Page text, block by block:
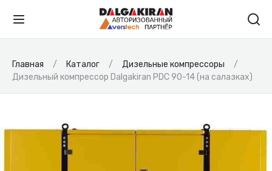
Главная Каталог
Дизельные компрессоры
Дизельный компрессор Dalgakiran PDC 90-14 (на салазках)